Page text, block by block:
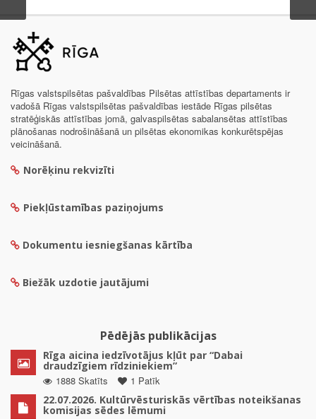
Rīgas valstspilsētas pašvaldības Pilsētas attīstības departaments ir
vadošā Rīgas valstspilsētas pašvaldības iestāde Rīgas pilsētas
stratēģiskās attīstības jomā, galvaspilsētas sabalansētas attīstības
plānošanas nodrošināšanā un pilsētas ekonomikas konkurētspējas
veicināšanā.
Norēķinu rekvizīti
Piekļūstamības paziņojums
Dokumentu iesniegšanas kārtība
Biežāk uzdotie jautājumi
Pēdējās publikācijas
Rīga aicina iedzīvotājus kļūt par “Dabai
draudzīgiem rīdziniekiem”
1888 Skatīts
1 Patīk
22.07.2026. Kultūrvēsturiskās vērtības noteikšanas
komisijas sēdes lēmumi